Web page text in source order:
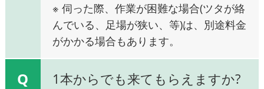
※ 伺った際、作業が困難な場合(ツタが絡
んでいる、足場が狭い、等)は、別途料金
がかかる場合もあります。
Q 1本からでも来てもらえますか?